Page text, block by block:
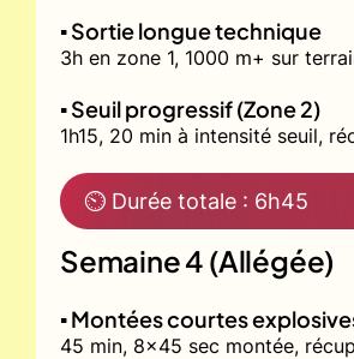
▪️ Sortie longue technique
3h en zone 1, 1000 m+ sur
▪️ Seuil progressif (Zone 2)
1h15, 20 min à intensité seuil,
⏲ Durée totale : 6h45
Semaine 4 (Allégée)
▪️ Montées courtes
45 min, 8x45 sec montée,